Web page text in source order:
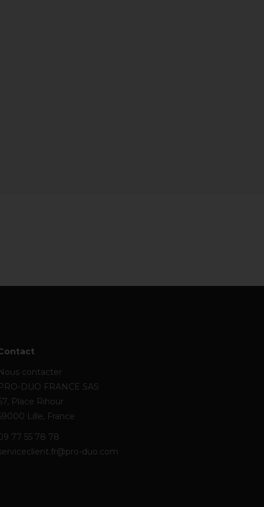
contacter
DUO FRANCE SAS
Place Rihour
Lille, France
77 55 78 78
duo.com